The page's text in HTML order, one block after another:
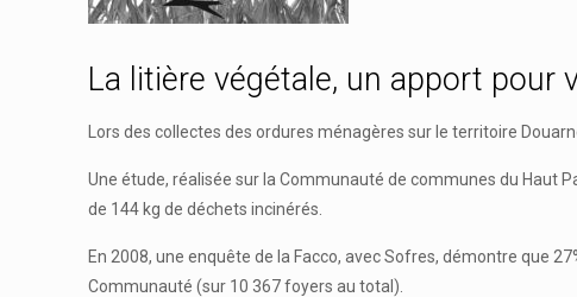
La litière végétale, un apport pour
Lors des collectes des ordures ménagères sur le territoire
Une étude, réalisée sur la Communauté de communes du Haut
de 144 kg de déchets incinérés.
En 2008, une enquête de la Facco, avec Sofres, démontre que
Communauté (sur 10 367 foyers au total).